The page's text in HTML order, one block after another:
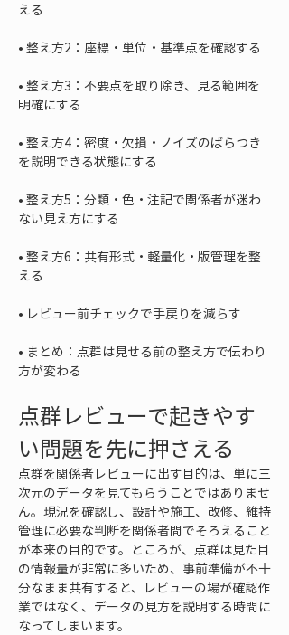
•
• 整え方3：不要点を取り除き、見る範囲を
• 整え方4：密度・欠損・ノイズのばらつき
• 整え方5：分類・色・注記で関係者が迷わ
• 整え方6：共有形式・軽量化・版管理を整
•
• まとめ：点群は見せる前の整え方で伝わり
方が変わる
点群レビューで起きやす
い問題を先に押さえる
点群を関係者レビューに出す目的は、単に三
次元のデータを見てもらうことではありませ
ん。現況を確認し、設計や施工、改修、維持
管理に必要な判断を関係者間でそろえること
が本来の目的です。ところが、点群は見た目
の情報量が非常に多いため、事前準備が不十
分なまま共有すると、レビューの場が確認作
業ではなく、データの見方を説明する時間に
なってしまいます。